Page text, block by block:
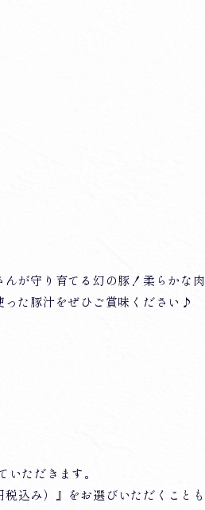
が守り育てる幻の豚！柔らかな肉
った豚汁をぜひご賞味ください♪
いただきます。
込み）』をお選びいただくことも